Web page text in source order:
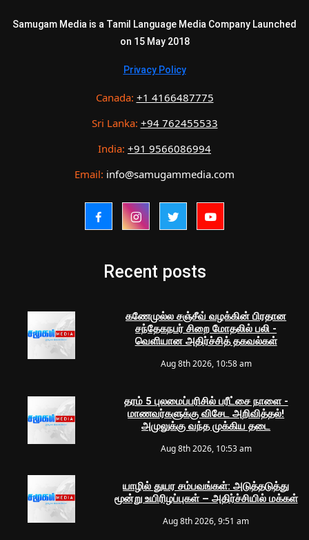
Samugam Media is a Tamil Language Media Company Launched
on 15 May 2018
Privacy Policy
Canada: +1 4166487775
Sri Lanka: +94 762455533
India: +91 9566086994
Email: info@samugammedia.com
Recent posts
கணேமுல்ல சஞ்சீவ் வழக்கின் பிரதான
சந்தேகநபர் சிறை மோதலில் பலி -
வெளியான அதிர்ச்சித் தகவல்கள்
Aug 8th 2026, 10:58 am
தரம் 5 புலமைப்பரிசில் பரீட்சை நாளை -
மாணவர்களுக்கு விசேட அறிவித்தல்!
அமுலுக்கு வந்த முக்கிய தடை
Aug 8th 2026, 10:53 am
யாழில் துயர சம்பவங்கள்: அடுத்தடுத்து
மூன்று உயிரிழப்புகள் – அதிர்ச்சியில் மக்கள்
Aug 8th 2026, 9:51 am